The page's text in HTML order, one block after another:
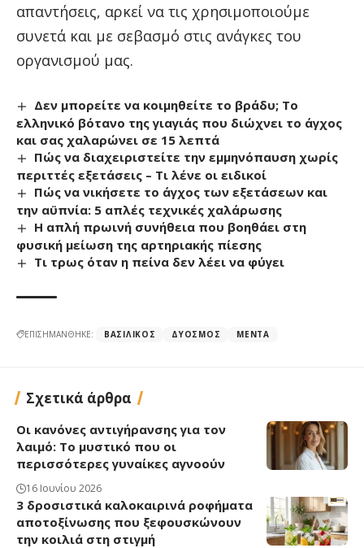
απαντήσεις, αρκεί να τις χρησιμοποιούμε
συνετά και με σεβασμό στις ανάγκες του
οργανισμού μας.
Δεν μπορείτε να κοιμηθείτε το βράδυ; Το
ελληνικό βότανο της γιαγιάς που διώχνει το άγχος
και σας χαλαρώνει σε 15 λεπτά
Πώς να διαχειριστείτε την εμμηνόπαυση χωρίς
περιττές εξετάσεις – Τι λένε οι ειδικοί
Πώς να νικήσετε το άγχος των εξετάσεων και
την αϋπνία: 5 απλές τεχνικές χαλάρωσης
Η απλή πρωινή συνήθεια που βοηθάει στη
φυσική μείωση της αρτηριακής πίεσης
Τι τρως όταν η πείνα δεν λέει να φύγει
ΕΠΙΣΗΜΑΝΘΗΚΕ: ΒΑΣΙΛΙΚΌΣ ΔΥΌΣΜΟΣ ΜΈΝΤΑ
Σχετικά άρθρα
Οι κανόνες αντιγήρανσης για τον
λαιμό: Το μυστικό που οι
περισσότερες γυναίκες αγνοούν
16 Ιουνίου 2026
3 δροσιστικά καλοκαιρινά ροφήματα
αποτοξίνωσης που ξεφουσκώνουν
την κοιλιά στη στιγμή